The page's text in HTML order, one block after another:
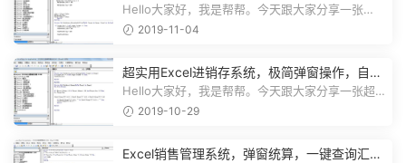
计，动态图表一目了然
Hello大家好，我是帮帮。今天跟大家分享一张
Excel仓库进销存系统，控件函数自动查...
2019-11-04
超实用Excel进销存系统，极简弹窗操作，自动
库存营收汇总不加班
Hello大家好，我是帮帮。今天跟大家分享一张超
实用Excel进销存系统，极简弹窗操...
2019-10-29
Excel销售管理系统，弹窗统算，一键查询汇